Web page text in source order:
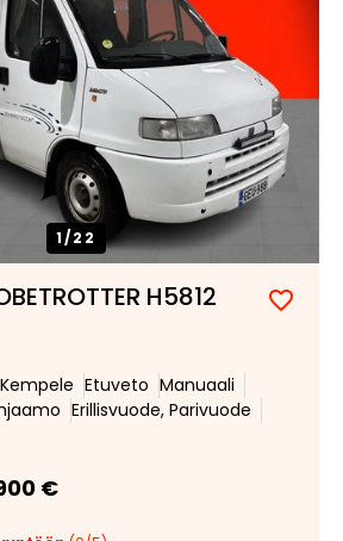
1/22
H5812
Lisää
Kempele Etuveto Manuaali
Erillisvuode, Parivuode
€